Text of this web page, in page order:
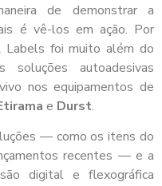
de demonstrar a
é vê-los em ação. Por
Labels foi muito além do
soluções autoadesivas
nos equipamentos de
e Durst.
— como os itens do
recentes — e a
digital e flexográfica